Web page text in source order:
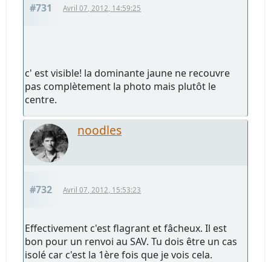
#731 Avril 07, 2012, 14:59:25
c' est visible! la dominante jaune ne recouvre
pas complètement la photo mais plutôt le
centre.
noodles
#732 Avril 07, 2012, 15:53:23
Effectivement c'est flagrant et fâcheux. Il est
bon pour un renvoi au SAV. Tu dois être un cas
isolé car c'est la 1ère fois que je vois cela.